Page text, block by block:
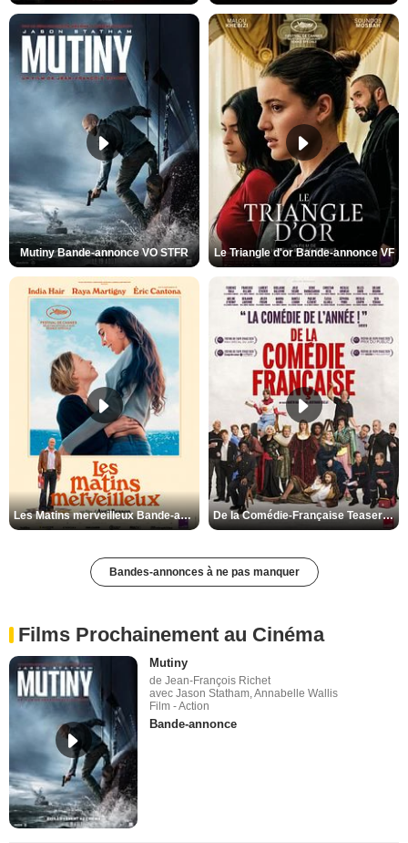
Mutiny Bande-annonce VO STFR Le Triangle d'or Bande-annonce VF
Les Matins merveilleux Bande-annonce VF De la Comédie-Française Teaser VF
Bandes-annonces à ne pas manquer
Films Prochainement au Cinéma
Mutiny
de Jean-François Richet
avec Jason Statham, Annabelle Wallis
Film - Action
Bande-annonce